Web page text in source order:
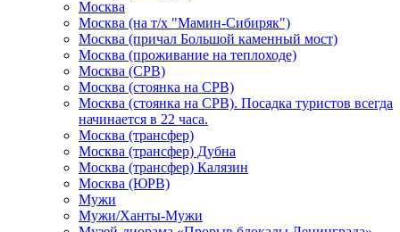
Москва
Москва (на т/х "Мамин-Сибиряк")
Москва (причал Большой каменный мост)
Москва (проживание на теплоходе)
Москва (СРВ)
Москва (стоянка на СРВ)
Москва (стоянка на СРВ). Посадка туристов всегда
начинается в 22 часа.
Москва (трансфер)
Москва (трансфер) Дубна
Москва (трансфер) Калязин
Москва (ЮРВ)
Мужи
Мужи/Ханты-Мужи